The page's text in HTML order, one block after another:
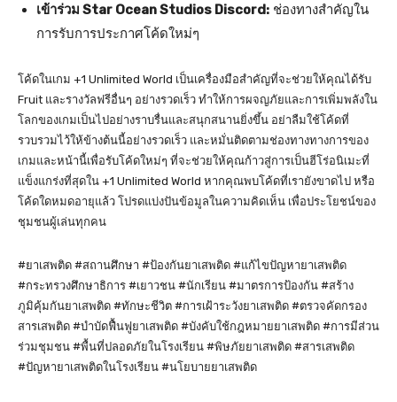
เข้าร่วม Star Ocean Studios Discord: ช่องทางสำคัญใน
การรับการประกาศโค้ดใหม่ๆ
โค้ดในเกม +1 Unlimited World เป็นเครื่องมือสำคัญที่จะช่วยให้คุณได้รับ
Fruit และรางวัลฟรีอื่นๆ อย่างรวดเร็ว ทำให้การผจญภัยและการเพิ่มพลังใน
โลกของเกมเป็นไปอย่างราบรื่นและสนุกสนานยิ่งขึ้น อย่าลืมใช้โค้ดที่
รวบรวมไว้ให้ข้างต้นนี้อย่างรวดเร็ว และหมั่นติดตามช่องทางทางการของ
เกมและหน้านี้เพื่อรับโค้ดใหม่ๆ ที่จะช่วยให้คุณก้าวสู่การเป็นฮีโร่อนิเมะที่
แข็งแกร่งที่สุดใน +1 Unlimited World หากคุณพบโค้ดที่เรายังขาดไป หรือ
โค้ดใดหมดอายุแล้ว โปรดแบ่งปันข้อมูลในความคิดเห็น เพื่อประโยชน์ของ
ชุมชนผู้เล่นทุกคน
#ยาเสพติด #สถานศึกษา #ป้องกันยาเสพติด #แก้ไขปัญหายาเสพติด
#กระทรวงศึกษาธิการ #เยาวชน #นักเรียน #มาตรการป้องกัน #สร้าง
ภูมิคุ้มกันยาเสพติด #ทักษะชีวิต #การเฝ้าระวังยาเสพติด #ตรวจคัดกรอง
สารเสพติด #บำบัดฟื้นฟูยาเสพติด #บังคับใช้กฎหมายยาเสพติด #การมีส่วน
ร่วมชุมชน #พื้นที่ปลอดภัยในโรงเรียน #พิษภัยยาเสพติด #สารเสพติด
#ปัญหายาเสพติดในโรงเรียน #นโยบายยาเสพติด